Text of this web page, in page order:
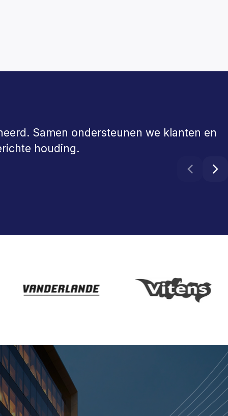
Samen ondersteunen we klanten en
houding.